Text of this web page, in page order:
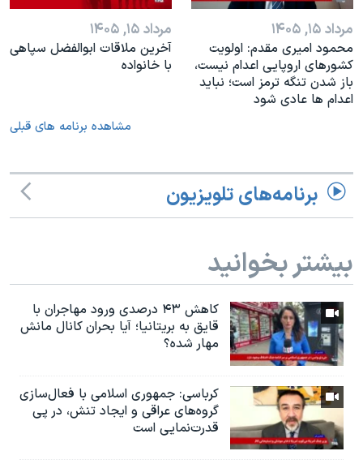
مرداد ۱۵, ۱۴۰۵
محمود امیری مقدم: اولویت
کشورهای اروپایی اعدام نیست،
باز شدن تنگه ترمز است؛ نباید
اعدام ها عادی شود
مرداد ۱۵, ۱۴۰۵
آخرین ملاقات ابوالفضل سپاهی
با خانواده
مشاهده برنامه های قبلی
برنامه‌های تلویزیون
بیشتر بخوانید
کاهش ۴۳ درصدی ورود مهاجران با
قایق به بریتانیا؛ آیا بحران کانال مانش
مهار شده؟
کرباسی: جمهوری اسلامی با فعال‌سازی
گروه‌های عراقی و ایجاد تنش، در پی
قدرت‌نمایی است